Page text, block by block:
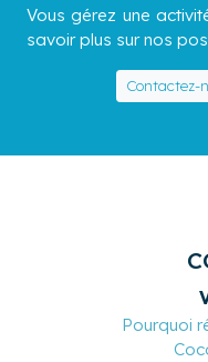
Vous gérez une
savoir plus sur nos
Contactez-
Pourquoi